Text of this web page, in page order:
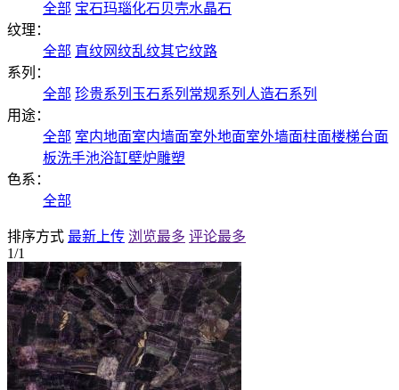
全部 宝石玛瑙化石贝壳水晶石
纹理：
全部 直纹网纹乱纹其它纹路
系列：
全部 珍贵系列 玉石系列 常规系列 人造石系列
用途：
全部 室内地面室内墙面室外地面室外墙面柱面楼梯台面
板洗手池浴缸壁炉雕塑
色系：
全部
排序方式 最新上传 浏览最多 评论最多
1/1